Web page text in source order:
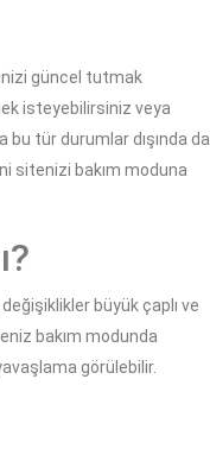
güncel tutmak
isteyebilirsiniz veya
tür durumlar dışında da
sitenizi bakım moduna
büyük çaplı ve
bakım modunda
görülebilir.